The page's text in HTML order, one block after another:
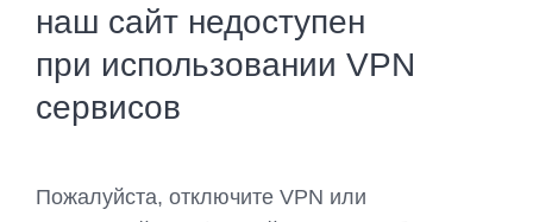
наш сайт недоступен
при использовании VPN
сервисов
Пожалуйста, отключите VPN или